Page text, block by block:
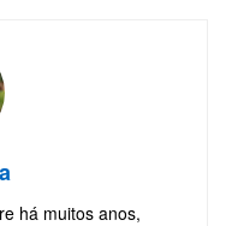
há muitos anos,